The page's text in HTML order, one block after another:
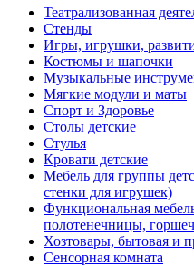
Театрализованная
Стенды
Игры, игрушки,
Костюмы и шапочки
Музыкальные
Мягкие модули и маты
Спорт и Здоровье
Столы детские
Стулья
Кровати детские
Мебель для группы
стенки для игрушек)
Функциональная
полотенечницы,
Хозтовары, бытовая и
Сенсорная комната